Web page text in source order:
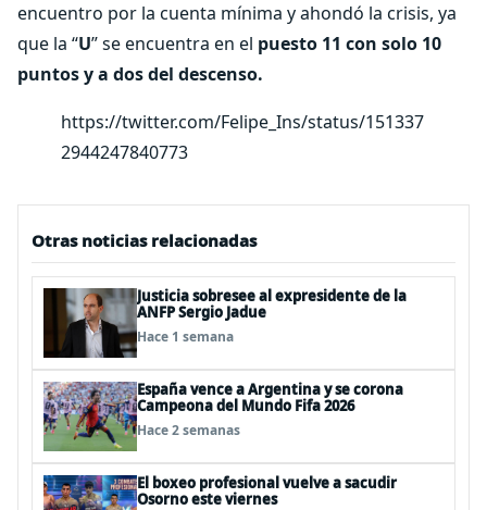
encuentro por la cuenta mínima y ahondó la crisis, ya
que la “U” se encuentra en el puesto 11 con solo 10
puntos y a dos del descenso.
https://twitter.com/Felipe_Ins/status/151337
2944247840773
Otras noticias relacionadas
Justicia sobresee al expresidente de la
ANFP Sergio Jadue
Hace 1 semana
España vence a Argentina y se corona
Campeona del Mundo Fifa 2026
Hace 2 semanas
El boxeo profesional vuelve a sacudir
Osorno este viernes